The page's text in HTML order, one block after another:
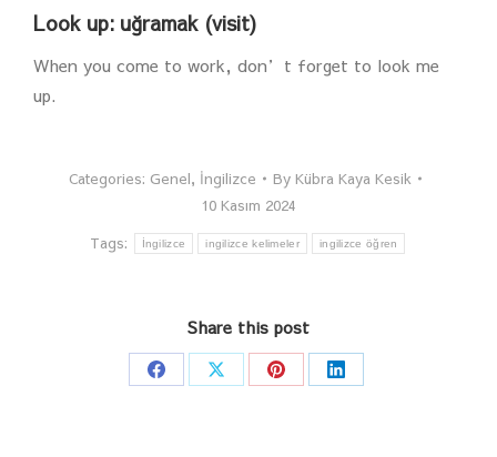
Look up: uğramak (visit)
When you come to work, don’t forget to look me
up.
Categories: Genel, İngilizce By Kübra Kaya Kesik
10 Kasım 2024
Tags:
İngilizce ingilizce kelimeler ingilizce öğren
Share this post
Share Share Share Share